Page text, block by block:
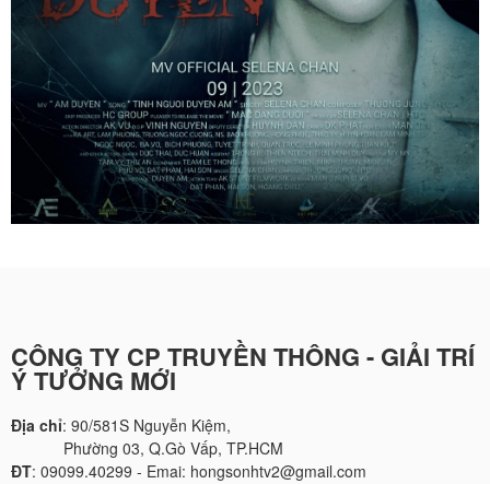
CÔNG TY CP TRUYỀN THÔNG - GIẢI TRÍ
Ý TƯỞNG MỚI
Địa chỉ: 90/581S Nguyễn Kiệm,
Phường 03, Q.Gò Vấp, TP.HCM
ĐT: 09099.40299 - Emai: hongsonhtv2@gmail.com